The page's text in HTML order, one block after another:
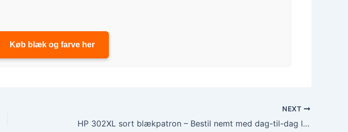
Køb blæk og farve her
NEXT
HP 302XL sort blækpatron – Bestil nemt med dag-til-dag levering